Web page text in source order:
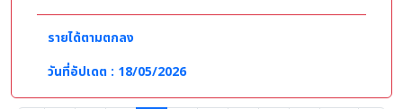
เกี่ยวข้อง
- มีความรับผิดชอบต่องานที่ได้รับมอบหมาย
- มีมนุษย์สัมพันธ์และบุคลิกภาพดี
รายได้ตามตกลง
วันที่อัปเดต : 18/05/2026